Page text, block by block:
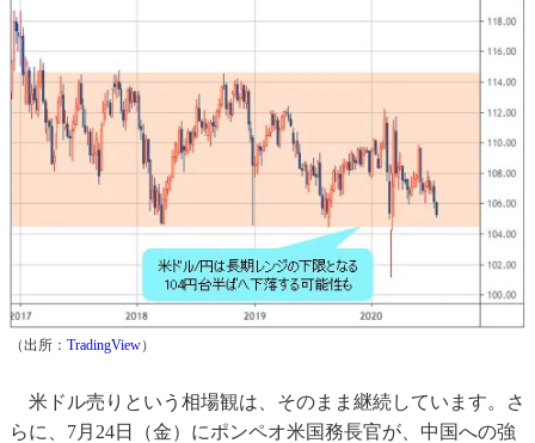
（出所： TradingView）
米ドル売りという相場観は、そのまま継続しています。さ
らに、7月24日（金）にポンペオ米国務長官が、中国への強